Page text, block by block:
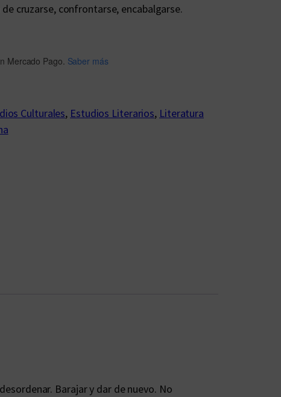
cruzarse, confrontarse, encabalgarse.
Mercado Pago. Saber más
Culturales, Estudios Literarios, Literatura
Barajar y dar de nuevo. No